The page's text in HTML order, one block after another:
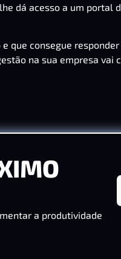
dá acesso a um portal
que consegue responder
na sua empresa vai
a produtividade